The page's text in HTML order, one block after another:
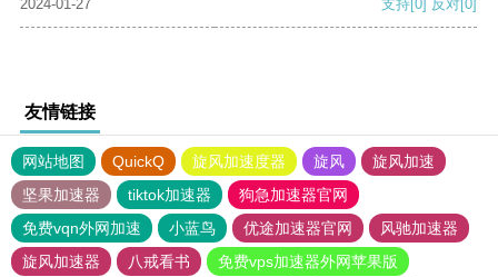
2024-01-27
支持[0] 反对[0]
友情链接
网站地图 QuickQ 旋风加速度器 旋风
旋风加速
坚果加速器
tiktok加速器
狗急加速器官网
免费vqn外网加速
小蓝鸟 优途加速器官网
风驰加速器
旋风加速器
八戒看书
免费vps加速器外网苹果版